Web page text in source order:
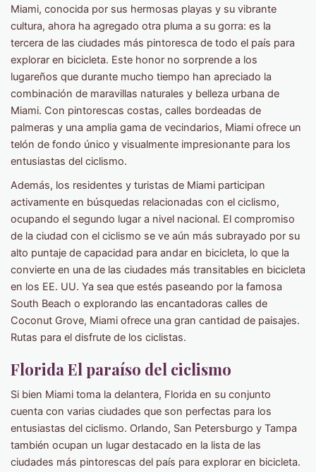
Miami, conocida por sus hermosas playas y su vibrante
cultura, ahora ha agregado otra pluma a su gorra: es la
tercera de las ciudades más pintoresca de todo el país para
explorar en bicicleta. Este honor no sorprende a los
lugareños que durante mucho tiempo han apreciado la
combinación de maravillas naturales y belleza urbana de
Miami. Con pintorescas costas, calles bordeadas de
palmeras y una amplia gama de vecindarios, Miami ofrece un
telón de fondo único y visualmente impresionante para los
entusiastas del ciclismo.
Además, los residentes y turistas de Miami participan
activamente en búsquedas relacionadas con el ciclismo,
ocupando el segundo lugar a nivel nacional. El compromiso
de la ciudad con el ciclismo se ve aún más subrayado por su
alto puntaje de capacidad para andar en bicicleta, lo que la
convierte en una de las ciudades más transitables en bicicleta
en los EE. UU. Ya sea que estés paseando por la famosa
South Beach o explorando las encantadoras calles de
Coconut Grove, Miami ofrece una gran cantidad de paisajes.
Rutas para el disfrute de los ciclistas.
Florida El paraíso del ciclismo
Si bien Miami toma la delantera, Florida en su conjunto
cuenta con varias ciudades que son perfectas para los
entusiastas del ciclismo. Orlando, San Petersburgo y Tampa
también ocupan un lugar destacado en la lista de las
ciudades más pintorescas del país para explorar en bicicleta.